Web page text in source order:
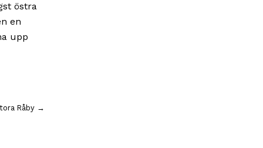
östra
en
upp
Råby →